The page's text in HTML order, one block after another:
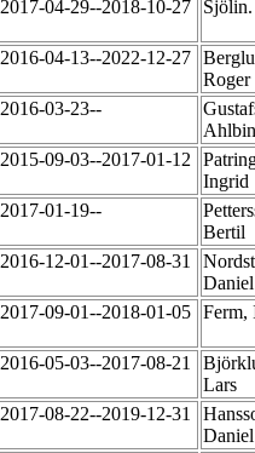
2017-04-29--2018-10-27
2016-04-13--2022-12-27
Roger
2016-03-23--
2015-09-03--2017-01-12
Ingrid
2017-01-19--
Bertil
2016-12-01--2017-08-31
2017-09-01--2018-01-05 Ferm,
2016-05-03--2017-08-21
Lars
2017-08-22--2019-12-31